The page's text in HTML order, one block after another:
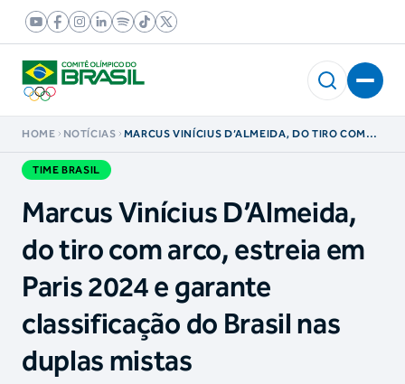
HOME NOTÍCIAS
MARCUS VINÍCIUS D’ALMEIDA, DO TIRO COM
TIME BRASIL
Marcus Vinícius D’Almeida,
do tiro com arco, estreia em
Paris 2024 e garante
classificação do Brasil nas
duplas mistas